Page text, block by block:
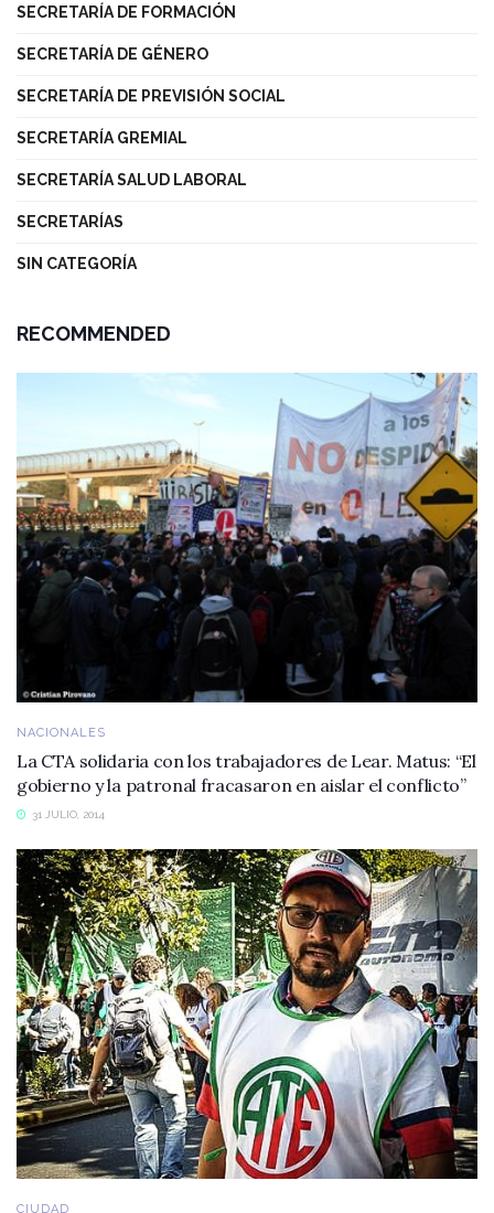
SECRETARÍA DE FORMACIÓN
SECRETARÍA DE GÉNERO
SECRETARÍA DE PREVISIÓN SOCIAL
SECRETARÍA GREMIAL
SECRETARÍA SALUD LABORAL
SECRETARÍAS
SIN CATEGORÍA
RECOMMENDED
NACIONALES
La CTA solidaria con los trabajadores de Lear. Matus: “El
gobierno y la patronal fracasaron en aislar el conflicto”
31 JULIO, 2014
CIUDAD